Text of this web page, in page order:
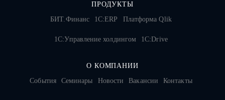
ПРОДУКТЫ
БИТ.Финанс
1С:ERP Платформа Qlik
1С:Управление холдингом 1C:Drive
О КОМПАНИИ
События
Семинары Новости Вакансии Контакты